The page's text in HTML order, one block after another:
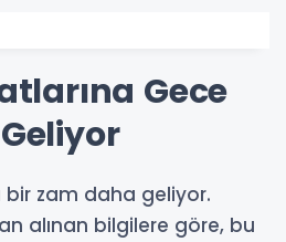
Gece
bir zam daha geliyor.
alınan bilgilere göre, bu